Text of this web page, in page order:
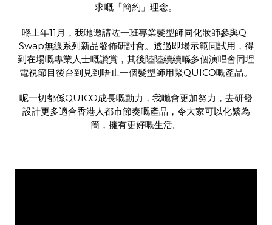
求嘅「簡約」理念。
喺上年11月，我哋邀請咗一班專業髮型師同化妝師參與Q-
Swap無線系列新品發佈研討會。透過即場示範同試用，得
到在場嘅專業人士嘅讚賞，其後陸陸續續喺多個演唱會同埋
電視節目後台到見到唔止一個髮型師用緊QUICO嘅產品。
呢一切都係QUICO成長嘅動力，我哋會更加努力，去研發
設計更多適合香港人都市節奏嘅產品，令大家可以化繁為
簡，擁有更好嘅生活。